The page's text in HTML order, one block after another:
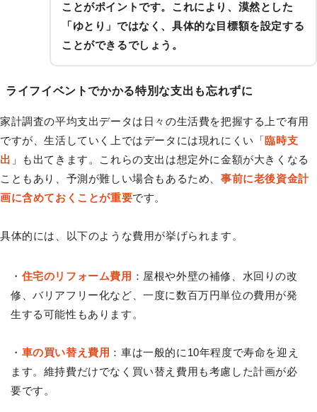
ことがポイントです。これにより、漠然とした
「ゆとり」ではなく、具体的な目標額を設定する
ことができるでしょう。
ライフイベントでかかる特別な支出も忘れずに
家計調査の平均支出データは日々の生活費を把握する上で有用
ですが、生活していく上ではデータには現れにくい「臨時支
出 」も出てきます。これらの支出は想定外に金額が大きくなる
こともあり、予測が難しい場合もあるため、 事前に老後資金計
画に含めておくことが重要です。
具体的には、以下のような費用が挙げられます。
・ 住宅のリフォーム費用 ：屋根や外壁の補修、水回りの改
修、バリアフリー化など、一度に数百万円単位の費用が発
生する可能性もあります。
・ 車の買い替え費用 ：車は一般的に10年程度で寿命を迎え
ます。維持費だけでなく買い替え費用も考慮した計画が必
要です。